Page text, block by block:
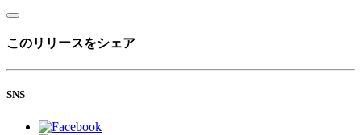
このリリースをシェア
SNS